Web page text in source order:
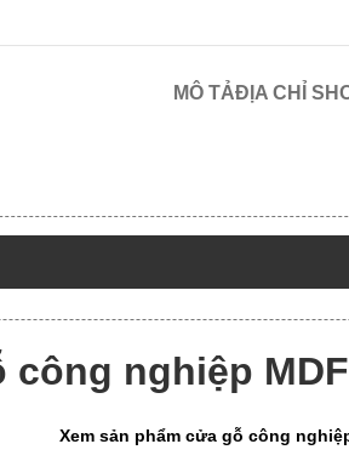
MÔ TẢĐỊA CHỈ
công nghiệp
Xem sản phẩm cửa gỗ công